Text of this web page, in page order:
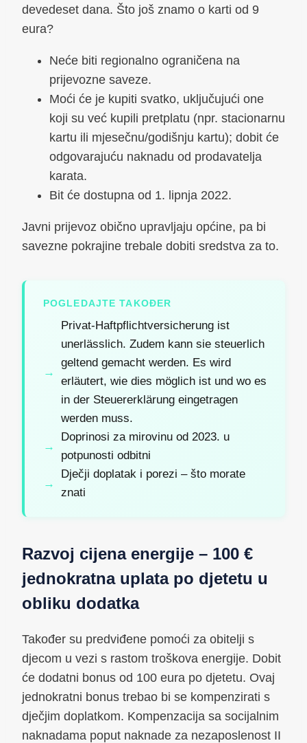
devedeset dana. Što još znamo o karti od 9
eura?
Neće biti regionalno ograničena na
prijevozne saveze.
Moći će je kupiti svatko, uključujući one
koji su već kupili pretplatu (npr. stacionarnu
kartu ili mjesečnu/godišnju kartu); dobit će
odgovarajuću naknadu od prodavatelja
karata.
Bit će dostupna od 1. lipnja 2022.
Javni prijevoz obično upravljaju općine, pa bi
savezne pokrajine trebale dobiti sredstva za to.
POGLEDAJTE TAKOĐER
Privat-Haftpflichtversicherung ist
unerlässlich. Zudem kann sie steuerlich
geltend gemacht werden. Es wird
erläutert, wie dies möglich ist und wo es
in der Steuererklärung eingetragen
werden muss.
Doprinosi za mirovinu od 2023. u
potpunosti odbitni
Dječji doplatak i porezi – što morate
znati
Razvoj cijena energije – 100 €
jednokratna uplata po djetetu u
obliku dodatka
Također su predviđene pomoći za obitelji s
djecom u vezi s rastom troškova energije. Dobit
će dodatni bonus od 100 eura po djetetu. Ovaj
jednokratni bonus trebao bi se kompenzirati s
dječjim doplatkom. Kompenzacija sa socijalnim
naknadama poput naknade za nezaposlenost II